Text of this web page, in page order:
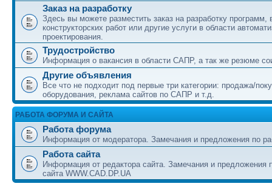
Заказ на разработку
Здесь вы можете разместить заказ на разработку программ,
конструкторских работ или другие услуги в области
проектирования.
Трудостройство
Информация о вакансия в области САПР, а так же резюме
Другие объявления
Все что не подходит под первые три категории: продажа/
оборудования, реклама сайтов по САПР и т.д.
РАБОТА ФОРУМА И САЙТА
Работа форума
Информация от модератора. Замечания и предложения по
Работа сайта
Информация от редактора сайта. Замечания и предложения
сайта WWW.CAD.DP.UA